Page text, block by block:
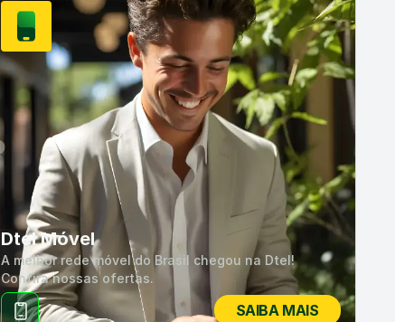
Dtel Móvel
A melhor rede móvel do Brasil chegou na Dtel!
Confira nossas ofertas.
SAIBA MAIS